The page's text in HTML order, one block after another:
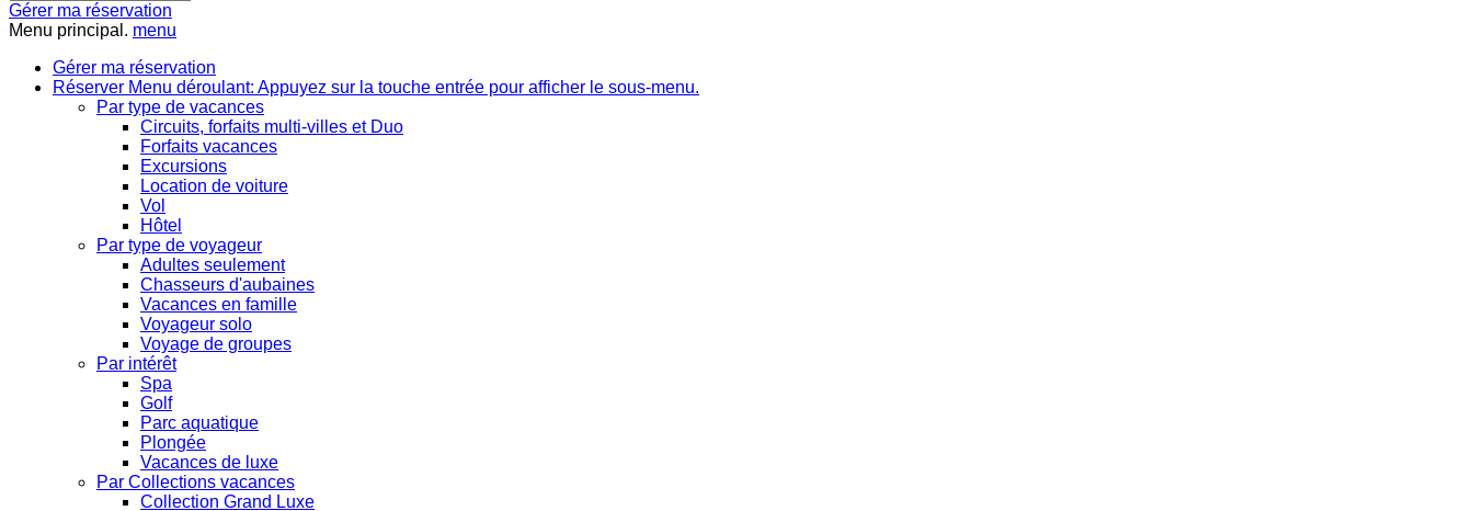
Gérer ma réservation
Menu principal. menu
Gérer ma réservation
Réserver Menu déroulant: Appuyez sur la touche entrée pour afficher le sous-menu.
Par type de vacances
Circuits, forfaits multi-villes et Duo
Forfaits vacances
Excursions
Location de voiture
Vol
Hôtel
Par type de voyageur
Adultes seulement
Chasseurs d'aubaines
Vacances en famille
Voyageur solo
Voyage de groupes
Par intérêt
Spa
Golf
Parc aquatique
Plongée
Vacances de luxe
Par Collections vacances
Collection Grand Luxe